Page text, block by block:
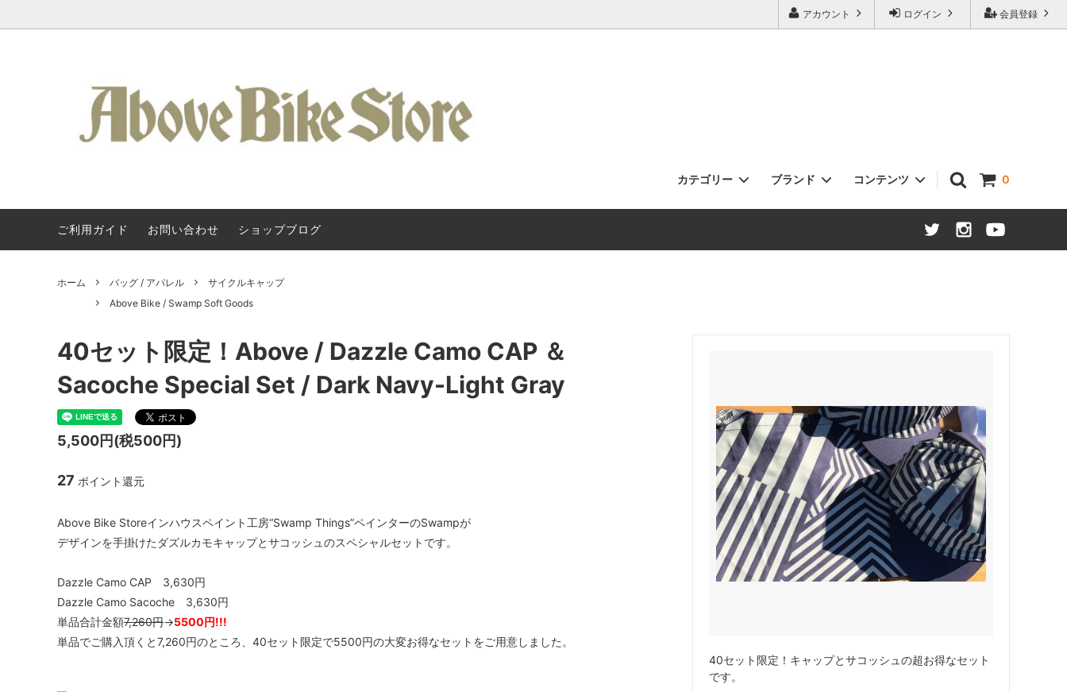
会員登録
ログイン
アカウント
0
カテゴリー
Kuat / 車載ヒッチキャリア フレームセット / 完成車
クランク / BB
ハブ：トラック / 固定ギア スプロケット / コグ リム単体
シートポスト Shimano GRX Limited シフター
ツール / ケミカル
ブランド
Kuat / クアット・ラック SURLY
KONA
Paul Component White Industries Rene HERSE
ENVE Composites NITTO / 日東 MKS / 三ヶ島
Brooks
コンテンツ
About Us
Kuat Racks / よくある質問・取付車両カ
タログ
ご利用ガイド お問い合わせ ショップブログ
ホーム バッグ / アパレル
サイクルキャップ
Above Bike / Swamp Soft Goods
40セット限定！キャップとサコッシュの超お得なセット
です。
40セット限定！Above / Dazzle Camo CAP ＆
Sacoche Special Set / Dark Navy-Light Gray
5,500円(税500円)
27 ポイント還元
Above Bike Storeインハウスペイント工房“Swamp Things”ペインターのSwampが
デザインを手掛けたダズルカモキャップとサコッシュのスペシャルセットです。
Dazzle Camo CAP 3,630円
Dazzle Camo Sacoche 3,630円
単品合計金額7,260円→5500円!!!
単品でご購入頂くと7,260円のところ、40セット限定で5500円の大変お得なセットをご用意しました。